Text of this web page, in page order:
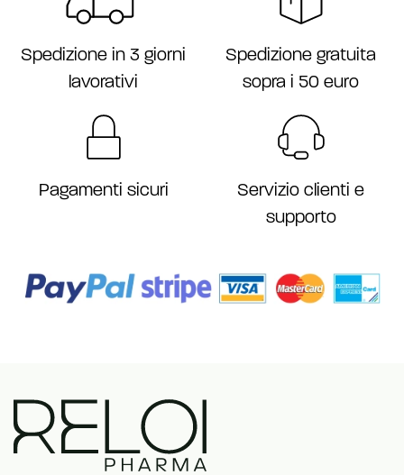
Spedizione in 3 giorni
lavorativi
Spedizione gratuita
sopra i 50 euro
Pagamenti sicuri
Servizio clienti e
supporto